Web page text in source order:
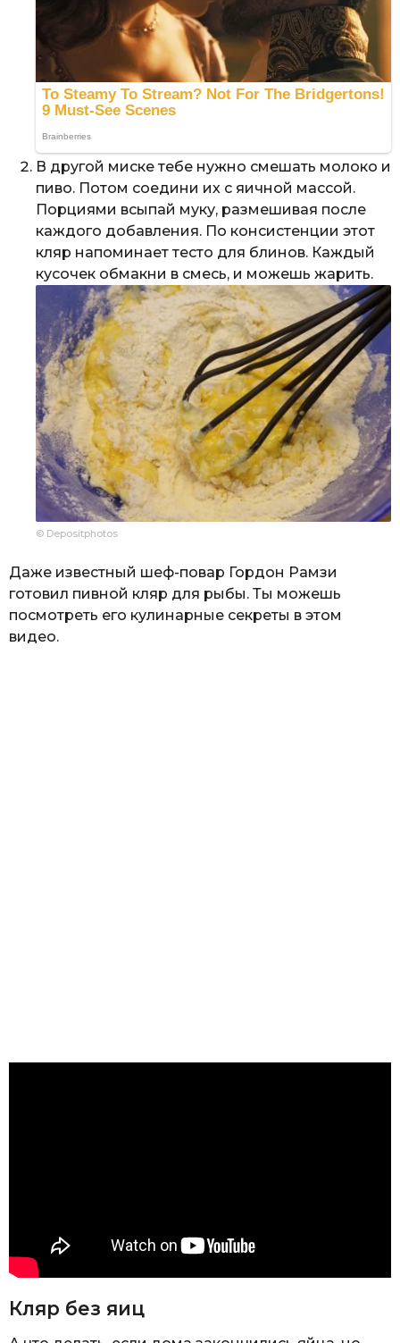
В другой миске тебе нужно смешать молоко и
пиво. Потом соедини их с яичной массой.
Порциями всыпай муку, размешивая после
каждого добавления. По консистенции этот
кляр напоминает тесто для блинов. Каждый
кусочек обмакни в смесь, и можешь жарить.
© Depositphotos
Даже известный шеф-повар Гордон Рамзи
готовил пивной кляр для рыбы. Ты можешь
посмотреть его кулинарные секреты в этом
видео.
Кляр без яиц